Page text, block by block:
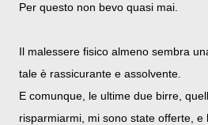
Per questo non bevo quasi mai.
Il malessere fisico almeno sembra
tale è rassicurante e assolvente.
E comunque, le ultime due birre,
risparmiarmi, mi sono state offerte, e